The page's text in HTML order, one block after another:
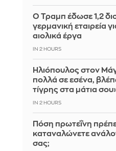
Ο Τραμπ έδωσε 1,2
γερμανική εταιρεία
αιολικά έργα
IN 2 HOURS
Ηλιόπουλος στον
πολλά σε εσένα,
τίγρης στα μάτια
IN 2 HOURS
Πόση πρωτεΐνη
καταναλώνετε
σας;